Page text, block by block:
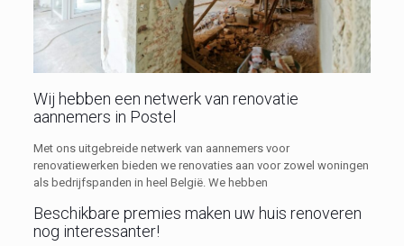
Wij hebben een netwerk van renovatie
aannemers in Postel
Met ons uitgebreide netwerk van aannemers voor
renovatiewerken bieden we renovaties aan voor zowel woningen
als bedrijfspanden in heel België. We hebben
Beschikbare premies maken uw huis renoveren
nog interessanter!